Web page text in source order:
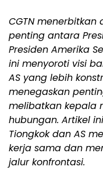
CGTN
penting antara
Presiden Amerika
ini menyoroti visi
AS yang lebih
menegaskan
melibatkan kepala
hubungan. Artikel
Tiongkok dan AS
kerja sama dan
jalur konfrontasi.